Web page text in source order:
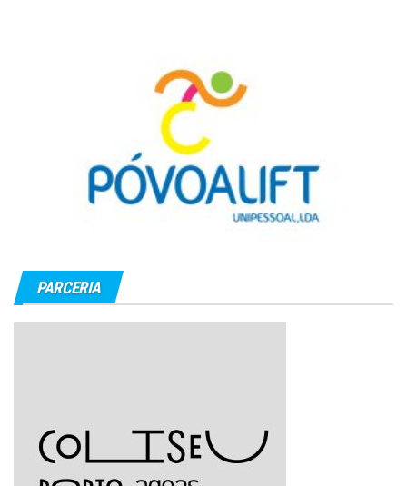
PARCERIA